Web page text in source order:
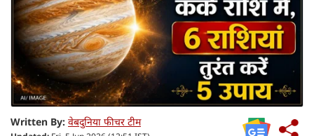
Written By: वेबदुनिया फीचर टीम